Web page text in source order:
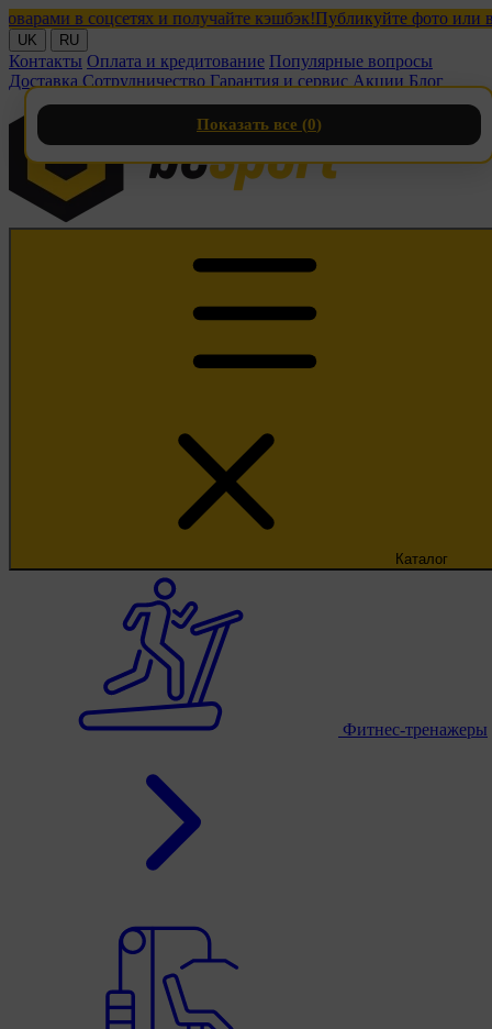
в соцсетях и получайте кэшбэк!Публикуйте фото или видео
UK RU
Контакты Оплата и кредитование Популярные вопросы
Доставка Сотрудничество Гарантия и сервис Акции Блог
Каталог
Фитнес-тренажеры
Показать все (0)